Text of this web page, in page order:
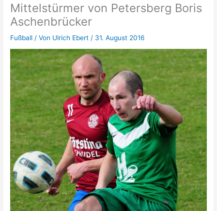
Mittelstürmer von Petersberg Boris
Aschenbrücker
Fußball / Von Ulrich Ebert / 31. August 2016